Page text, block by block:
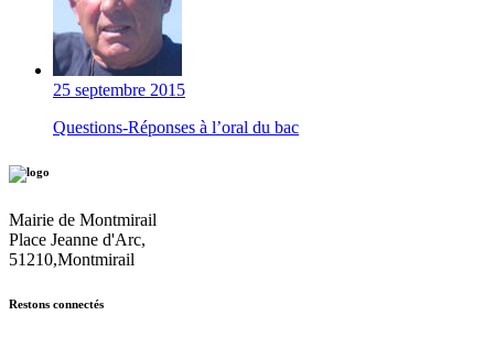
25 septembre 2015
Questions-Réponses à l’oral du bac
Mairie de Montmirail
Place Jeanne d'Arc,
51210,Montmirail
Restons connectés